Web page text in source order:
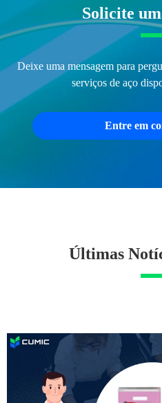
Solicite
Deixe uma mensagem para
serviços de aço
Entre em
Últimas